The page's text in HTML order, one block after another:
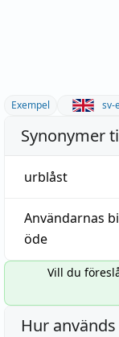
Exempel sv-
Synonymer
urblåst
Användarnas
öde
Vill du
Hur